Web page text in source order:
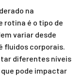
na
rotina é o tipo de
variar desde
fluidos corporais.
diferentes níveis
pode impactar